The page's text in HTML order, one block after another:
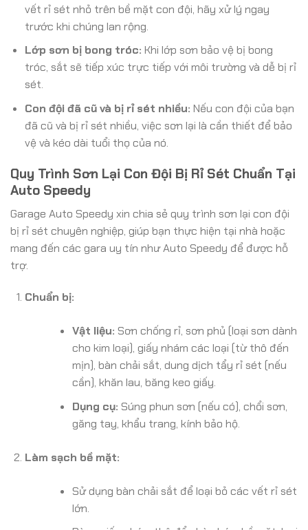
vết rỉ sét nhỏ trên bề mặt con đội, hãy xử lý ngay
trước khi chúng lan rộng.
Lớp sơn bị bong tróc: Khi lớp sơn bảo vệ bị bong
tróc, sắt sẽ tiếp xúc trực tiếp với môi trường và dễ bị rỉ
sét.
Con đội đã cũ và bị rỉ sét nhiều: Nếu con đội của bạn
đã cũ và bị rỉ sét nhiều, việc sơn lại là cần thiết để bảo
vệ và kéo dài tuổi thọ của nó.
Quy Trình Sơn Lại Con Đội Bị Rỉ Sét Chuẩn Tại
Auto Speedy
Garage Auto Speedy xin chia sẻ quy trình sơn lại con đội
bị rỉ sét chuyên nghiệp, giúp bạn thực hiện tại nhà hoặc
mang đến các gara uy tín như Auto Speedy để được hỗ
trợ.
Chuẩn bị:
Vật liệu: Sơn chống rỉ, sơn phủ (loại sơn dành
cho kim loại), giấy nhám các loại (từ thô đến
mịn), bàn chải sắt, dung dịch tẩy rỉ sét (nếu
cần), khăn lau, băng keo giấy.
Dụng cụ: Súng phun sơn (nếu có), chổi sơn,
găng tay, khẩu trang, kính bảo hộ.
Làm sạch bề mặt:
Sử dụng bàn chải sắt để loại bỏ các vết rỉ sét
lớn.